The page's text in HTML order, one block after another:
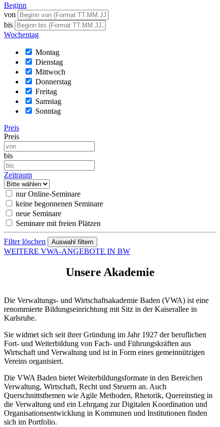
Beginn
von
bis
Wochentag
Montag
Dienstag
Mittwoch
Donnerstag
Freitag
Samstag
Sonntag
Preis
Preis
bis
Zeitraum
nur Online-Seminare
keine begonnenen Seminare
neue Seminare
Seminare mit freien Plätzen
Filter löschen
WEITERE VWA-ANGEBOTE IN BW
Unsere Akademie
Die Verwaltungs- und Wirtschaftsakademie Baden (VWA) ist eine
renommierte Bildungseinrichtung mit Sitz in der Kaiserallee in
Karlsruhe.
Sie widmet sich seit ihrer Gründung im Jahr 1927 der beruflichen
Fort- und Weiterbildung von Fach- und Führungskräften aus
Wirtschaft und Verwaltung und ist in Form eines gemeinnützigen
Vereins organisiert.
Die VWA Baden bietet Weiterbildungsformate in den Bereichen
Verwaltung, Wirtschaft, Recht und Steuern an. Auch
Querschnittsthemen wie Agile Methoden, Rhetorik, Quereinstieg in
die Verwaltung und ein Lehrgang zur Digitalen Koordination und
Organisationsentwicklung in Kommunen und Institutionen finden
sich im Portfolio.